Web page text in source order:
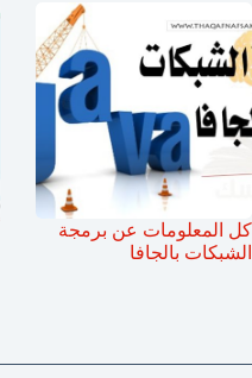
كل المعلومات عن برمجة
الشبكات بالجافا